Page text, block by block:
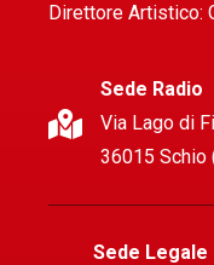
Direttore Artistico:
Sede Radio
Via Lago di
36015 Schio
Sede Legale